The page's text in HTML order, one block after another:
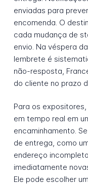
enviadas para
encomenda. O
cada mudança de
envio. Na véspera
lembrete é
não-resposta,
do cliente no prazo
Para os
em tempo real em
encaminhamento.
de entrega, como
endereço
imediatamente
Ele pode escolher